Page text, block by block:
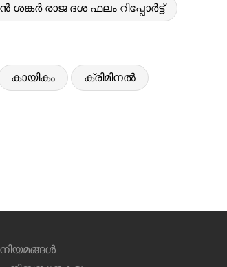
രാജ ദശ ഫലം റിപ്പോർട്ട്
കായികം ക്രിമിനൽ